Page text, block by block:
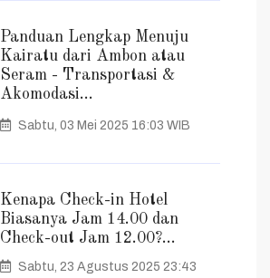
Panduan Lengkap Menuju
Kairatu dari Ambon atau
Seram - Transportasi &
Akomodasi...
Sabtu, 03 Mei 2025 16:03 WIB
Kenapa Check-in Hotel
Biasanya Jam 14.00 dan
Check-out Jam 12.00?...
Sabtu, 23 Agustus 2025 23:43